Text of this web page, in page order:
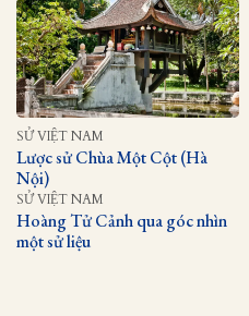
SỬ VIỆT NAM
Lược sử Chùa Một Cột (Hà
Nội)
SỬ VIỆT NAM
Hoàng Tử Cảnh qua góc nhìn
một sử liệu